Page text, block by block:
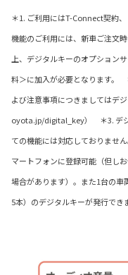
＊1. ご利用にはT-Connect契約
機能のご利用には、新車ご注文
上、デジタルキーのオプション
料＞に加入が必要となります。
よび注意事項につきましてはデ
oyota.jp/digital_key） ＊3. デジ
ての機能には対応しておりませ
マートフォンに登録可能（但し
場合があります）。また1台の車
5本）のデジタルキーが発行でき